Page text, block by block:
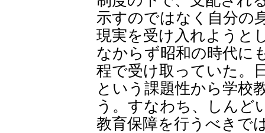
示すのではなく自分の
現実を受け入れようと
なからず昭和の時代に
程で受け取っていた。
という課題性から学校
う。すなわち、しんど
教育保障を行うべきで